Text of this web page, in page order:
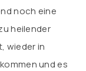
noch eine
heilender
wieder in
und es